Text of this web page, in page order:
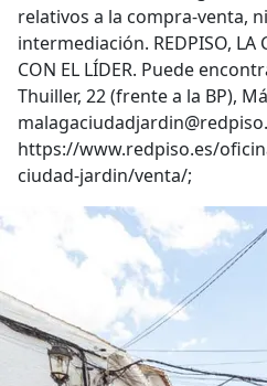
relativos a la compra-venta,
intermediación. REDPISO, LA
CON EL LÍDER. Puede
Thuiller, 22 (frente a la BP),
https://www.redpiso.es/
ciudad-jardin/venta/;